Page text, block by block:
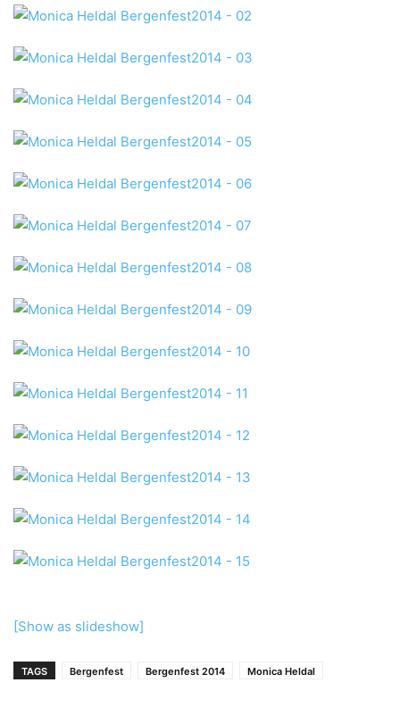
[Show as slideshow]
TAGS Bergenfest Bergenfest 2014 Monica Heldal